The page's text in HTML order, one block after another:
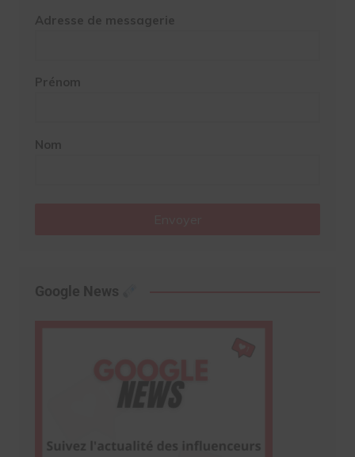
Adresse de messagerie
Prénom
Nom
Google News